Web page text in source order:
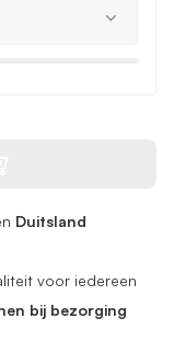
Duitsland
voor iedereen
bij bezorging